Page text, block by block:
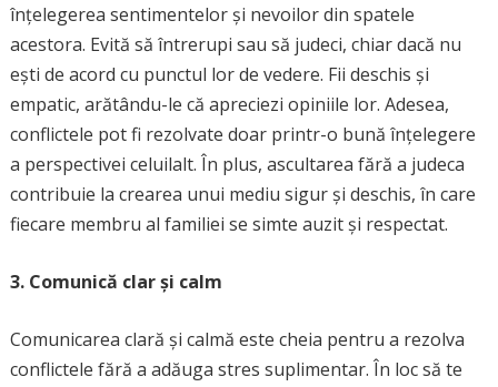
înțelegerea sentimentelor și nevoilor din spatele
acestora. Evită să întrerupi sau să judeci, chiar dacă nu
ești de acord cu punctul lor de vedere. Fii deschis și
empatic, arătându-le că apreciezi opiniile lor. Adesea,
conflictele pot fi rezolvate doar printr-o bună înțelegere
a perspectivei celuilalt. În plus, ascultarea fără a judeca
contribuie la crearea unui mediu sigur și deschis, în care
fiecare membru al familiei se simte auzit și respectat.
3. Comunică clar și calm
Comunicarea clară și calmă este cheia pentru a rezolva
conflictele fără a adăuga stres suplimentar. În loc să te